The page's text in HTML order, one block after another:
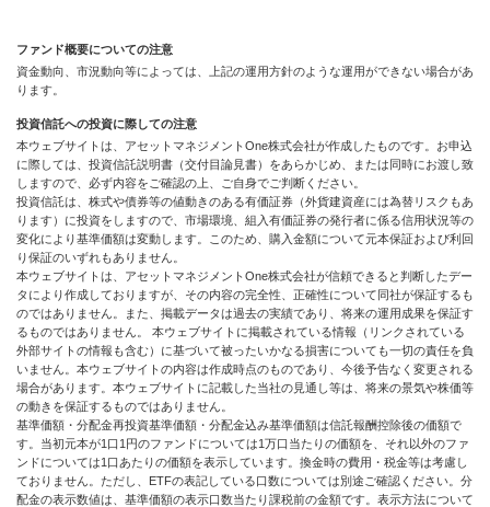
ファンド概要についての注意
資金動向、市況動向等によっては、上記の運用方針のような運用ができない場合があ
ります。
投資信託への投資に際しての注意
本ウェブサイトは、アセットマネジメントOne株式会社が作成したものです。お申込
に際しては、投資信託説明書（交付目論見書）をあらかじめ、または同時にお渡し致
しますので、必ず内容をご確認の上、ご自身でご判断ください。
投資信託は、株式や債券等の値動きのある有価証券（外貨建資産には為替リスクもあ
ります）に投資をしますので、市場環境、組入有価証券の発行者に係る信用状況等の
変化により基準価額は変動します。このため、購入金額について元本保証および利回
り保証のいずれもありません。
本ウェブサイトは、アセットマネジメントOne株式会社が信頼できると判断したデー
タにより作成しておりますが、その内容の完全性、正確性について同社が保証するも
のではありません。また、掲載データは過去の実績であり、将来の運用成果を保証す
るものではありません。 本ウェブサイトに掲載されている情報（リンクされている
外部サイトの情報も含む）に基づいて被ったいかなる損害についても一切の責任を負
いません。本ウェブサイトの内容は作成時点のものであり、今後予告なく変更される
場合があります。本ウェブサイトに記載した当社の見通し等は、将来の景気や株価等
の動きを保証するものではありません。
基準価額・分配金再投資基準価額・分配金込み基準価額は信託報酬控除後の価額で
す。当初元本が1口1円のファンドについては1万口当たりの価額を、それ以外のファ
ンドについては1口あたりの価額を表示しています。換金時の費用・税金等は考慮し
ておりません。ただし、ETFの表記している口数については別途ご確認ください。分
配金の表示数値は、基準価額の表示口数当たり課税前の金額です。表示方法について